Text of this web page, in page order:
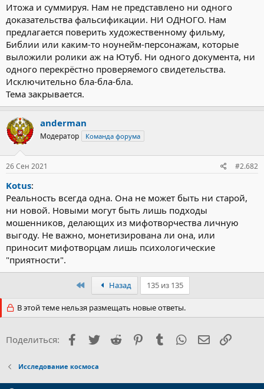
Итожа и суммируя. Нам не представлено ни одного
доказательства фальсификации. НИ ОДНОГО. Нам
предлагается поверить художественному фильму,
Библии или каким-то ноунейм-персонажам, которые
выложили ролики аж на Ютуб. Ни одного документа, ни
одного перекрёстно проверяемого свидетельства.
Исключительно бла-бла-бла.
Тема закрывается.
anderman
Модератор Команда форума
26 Сен 2021 #2.682
Kotus:
Реальность всегда одна. Она не может быть ни старой,
ни новой. Новыми могут быть лишь подходы
мошенников, делающих из мифотворчества личную
выгоду. Не важно, монетизирована ли она, или
приносит мифотворцам лишь психологические
"приятности".
ПервыйНазад 135 из 135
В этой теме нельзя размещать новые ответы.
Поделиться: Facebook
Twitter Reddit PinterestTumblr WhatsApp
Исследование космоса